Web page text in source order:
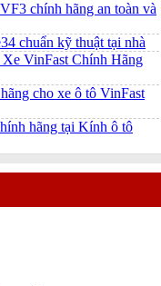
chính hãng an toàn và
chuẩn kỹ thuật tại nhà
VinFast Chính Hãng
cho xe ô tô VinFast
hãng tại Kính ô tô